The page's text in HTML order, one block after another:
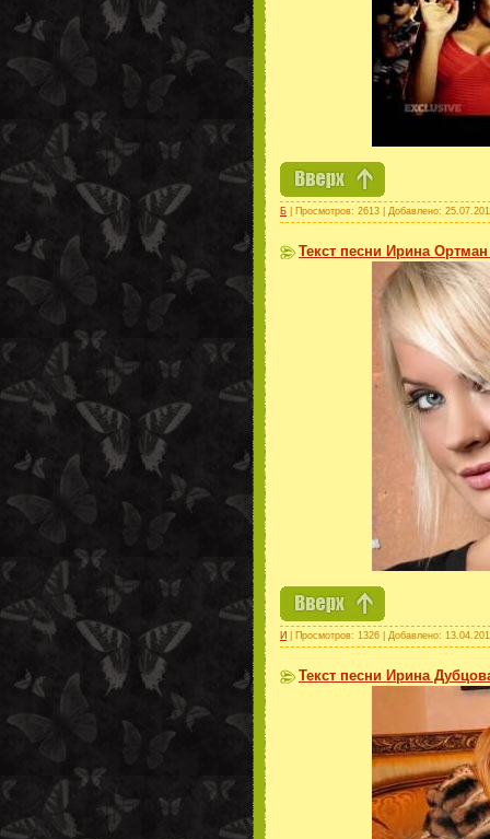
Б | Просмотров: 2613 | Добавлено:
Текст песни Ирина
И | Просмотров: 1326 | Добавлено:
Текст песни Ирина